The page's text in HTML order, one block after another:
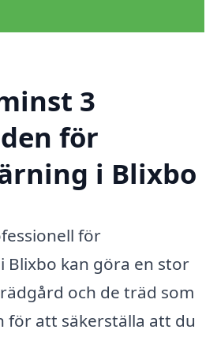
3
för
i Blixbo
för
Blixbo kan göra en stor
och de träd som
för att säkerställa att du